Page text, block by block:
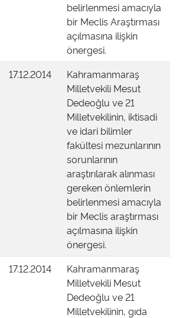
belirlenmesi amacıyla
bir Meclis Araştırması
açılmasına ilişkin
önergesi.
17.12.2014
Kahramanmaraş
Milletvekili Mesut
Dedeoğlu ve 21
Milletvekilinin, iktisadi
ve idari bilimler
fakültesi mezunlarının
sorunlarının
araştırılarak alınması
gereken önlemlerin
belirlenmesi amacıyla
bir Meclis araştırması
açılmasına ilişkin
önergesi.
17.12.2014
Kahramanmaraş
Milletvekili Mesut
Dedeoğlu ve 21
Milletvekilinin, gıda